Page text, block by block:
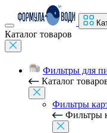
Каталог товаров
Фильтры для
Каталог
Фильтры
Фильтры